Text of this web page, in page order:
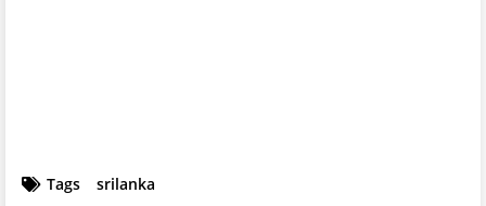
Tags srilanka